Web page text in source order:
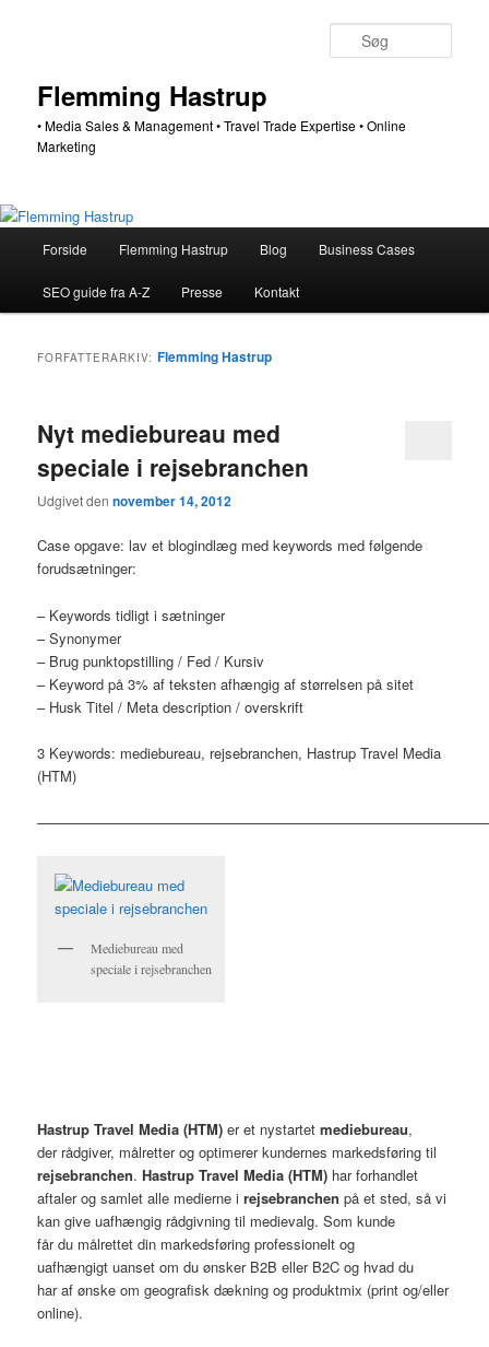
Flemming Hastrup
• Media Sales & Management • Travel Trade Expertise • Online
Marketing
Forside Flemming Hastrup Blog Business Cases
SEO guide fra A-Z Presse Kontakt
FORFATTERARKIV: Flemming Hastrup
Nyt mediebureau med
speciale i rejsebranchen
Udgivet dennovember 14, 2012
Case opgave: lav et blogindlæg med keywords med følgende
forudsætninger:
– Keywords tidligt i sætninger
– Synonymer
– Brug punktopstilling / Fed / Kursiv
– Keyword på 3% af teksten afhængig af størrelsen på sitet
– Husk Titel / Meta description / overskrift
3 Keywords: mediebureau, rejsebranchen, Hastrup Travel Media
(HTM)
Mediebureau med
speciale i rejsebranchen
Hastrup Travel Media (HTM) er et nystartetmediebureau,
der rådgiver, målretter og optimerer kundernes markedsføring til
rejsebranchen.Hastrup Travel Media (HTM) har forhandlet
aftaler og samlet alle medierne irejsebranchen på et sted, så vi
kan give uafhængig rådgivning til medievalg. Som kunde
får du målrettet din markedsføring professionelt og
uafhængigt uanset om du ønsker B2B eller B2C og hvad du
har af ønske om geografisk dækning og produktmix (print og/eller
online).